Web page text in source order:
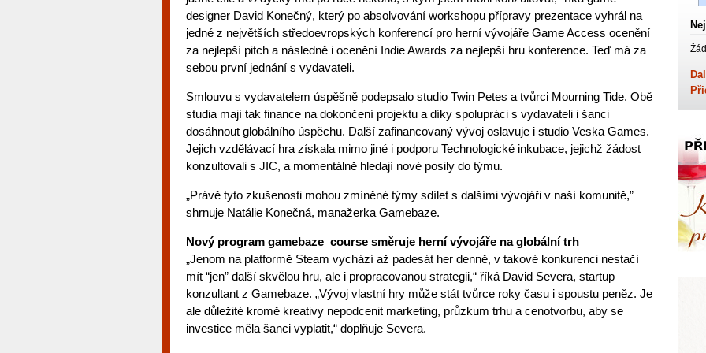
designer David Konečný, který po absolvování workshopu přípravy prezentace vyhrál na
jedné z největších středoevropských konferencí pro herní vývojáře Game Access ocenění
za nejlepší pitch a následně i ocenění Indie Awards za nejlepší hru konference. Teď má za
sebou první jednání s vydavateli.
Smlouvu s vydavatelem úspěšně podepsalo studio Twin Petes a tvůrci Mourning Tide. Obě
studia mají tak finance na dokončení projektu a díky spolupráci s vydavateli i šanci
dosáhnout globálního úspěchu. Další zafinancovaný vývoj oslavuje i studio Veska Games.
Jejich vzdělávací hra získala mimo jiné i podporu Technologické inkubace, jejichž žádost
konzultovali s JIC, a momentálně hledají nové posily do týmu.
„Právě tyto zkušenosti mohou zmíněné týmy sdílet s dalšími vývojáři v naší komunitě,”
shrnuje Natálie Konečná, manažerka Gamebaze.
Nový program gamebaze_course směruje herní vývojáře na globální trh
„Jenom na platformě Steam vychází až padesát her denně, v takové konkurenci nestačí
mít “jen” další skvělou hru, ale i propracovanou strategii,“ říká David Severa, startup
konzultant z Gamebaze. „Vývoj vlastní hry může stát tvůrce roky času i spoustu peněz. Je
ale důležité kromě kreativy nepodcenit marketing, průzkum trhu a cenotvorbu, aby se
investice měla šanci vyplatit,“ doplňuje Severa.